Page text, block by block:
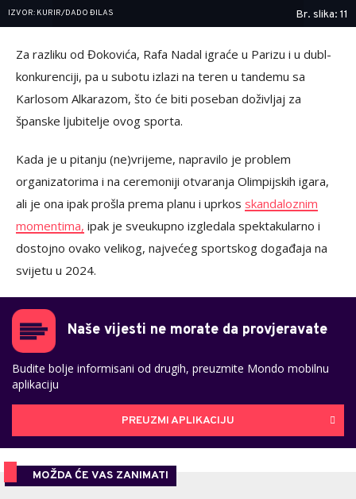
IZVOR: KURIR/DADO ĐILAS Br. slika: 11
Za razliku od Đokovića, Rafa Nadal igraće u Parizu i u dubl-
konkurenciji, pa u subotu izlazi na teren u tandemu sa
Karlosom Alkarazom, što će biti poseban doživljaj za
španske ljubitelje ovog sporta.
Kada je u pitanju (ne)vrijeme, napravilo je problem
organizatorima i na ceremoniji otvaranja Olimpijskih igara,
ali je ona ipak prošla prema planu i uprkos skandaloznim
momentima, ipak je sveukupno izgledala spektakularno i
dostojno ovako velikog, najvećeg sportskog događaja na
svijetu u 2024.
Naše vijesti ne morate da provjeravate
Budite bolje informisani od drugih, preuzmite Mondo mobilnu
aplikaciju
PREUZMI APLIKACIJU
MOŽDA ĆE VAS ZANIMATI